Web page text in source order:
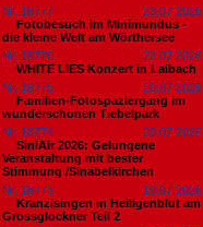
Nr. 18777
23.07.2026
Fotobesuch im Minimundus -
die kleine Welt am Wörthersee
Nr. 18776
22.07.2026
WHITE LIES Konzert in Laibach
Nr. 18775
20.07.2026
Familien-Fotospaziergang im
wunderschönen Tiebelpark
Nr. 18774
20.07.2026
SiniAir 2026: Gelungene
Veranstaltung mit bester
Stimmung /Sinabelkirchen
Nr. 18773
19.07.2026
Kranzlsingen in Heiligenblut am
Grossglockner Teil 2